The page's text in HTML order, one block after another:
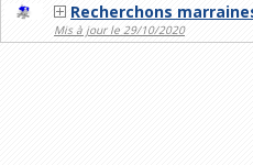
Recherchons
Mis à jour le 29/10/2020